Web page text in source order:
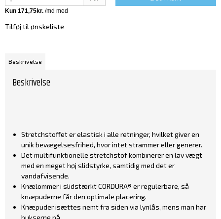
Tilføj til ønskeliste
Beskrivelse
Beskrivelse
Stretchstoffet er elastisk i alle retninger, hvilket giver en
unik bevægelsesfrihed, hvor intet strammer eller generer.
Det multifunktionelle stretchstof kombinerer en lav vægt
med en meget høj slidstyrke, samtidig med det er
vandafvisende.
Knælommer i slidstærkt CORDURA® er regulerbare, så
knæpuderne får den optimale placering.
Knæpuder isættes nemt fra siden via lynlås, mens man har
bukserne på.